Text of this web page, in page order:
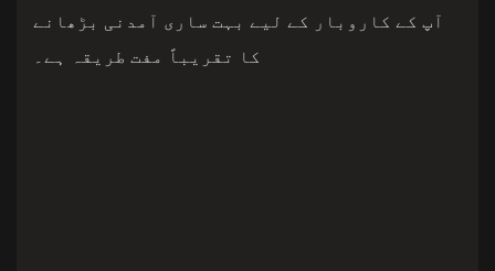
آپ کے کاروبار کے لیے بہت ساری آمدنی بڑھانے
کا تقریباً مفت طریقہ ہے۔